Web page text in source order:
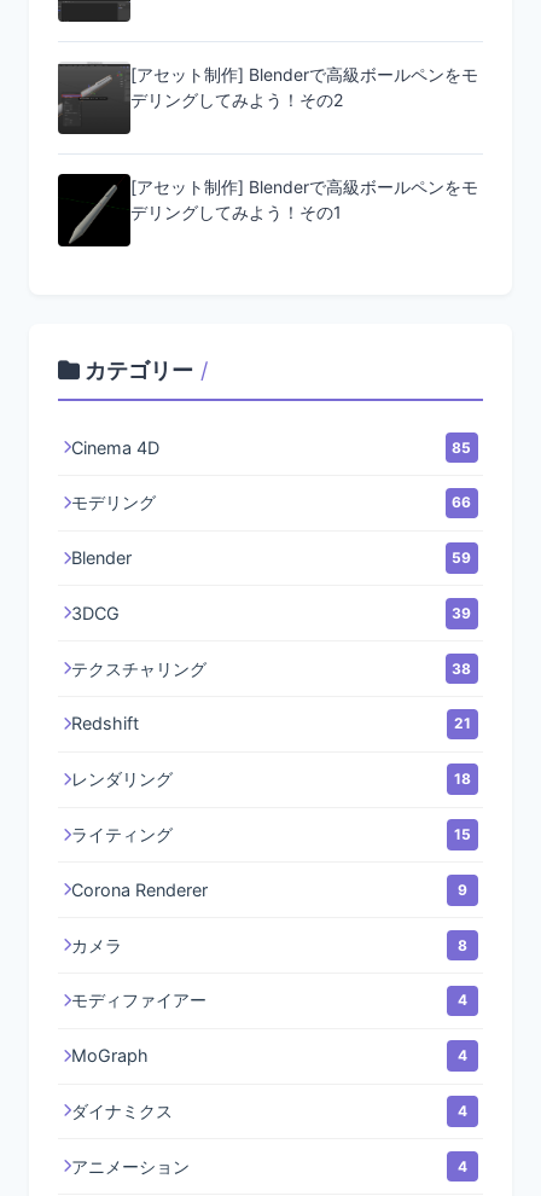
[アセット制作] Blenderで高級ボールペンをモ
デリングしてみよう！その2
[アセット制作] Blenderで高級ボールペンをモ
デリングしてみよう！その1
カテゴリー /
Cinema 4D 85
モデリング 66
Blender 59
3DCG 39
テクスチャリング 38
Redshift 21
レンダリング 18
ライティング 15
Corona Renderer 9
カメラ 8
モディファイアー 4
MoGraph 4
ダイナミクス 4
アニメーション 4